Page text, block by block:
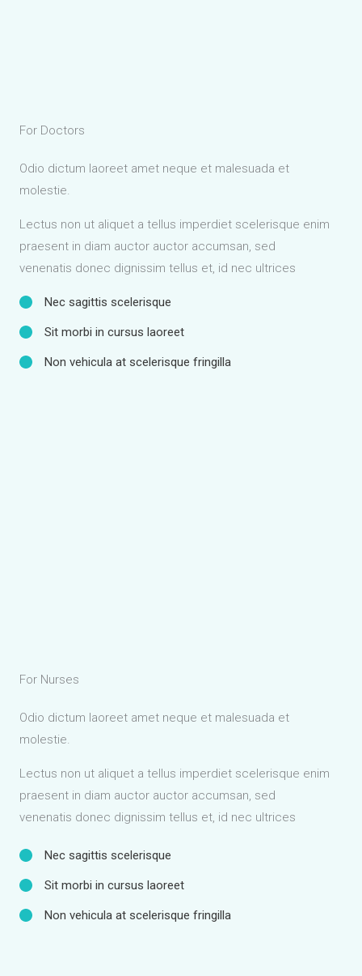
For Doctors
Odio dictum laoreet amet neque et malesuada et
molestie.
Lectus non ut aliquet a tellus imperdiet scelerisque enim
praesent in diam auctor auctor accumsan, sed
venenatis donec dignissim tellus et, id nec ultrices
Nec sagittis scelerisque
Sit morbi in cursus laoreet
Non vehicula at scelerisque fringilla
For Nurses
Odio dictum laoreet amet neque et malesuada et
molestie.
Lectus non ut aliquet a tellus imperdiet scelerisque enim
praesent in diam auctor auctor accumsan, sed
venenatis donec dignissim tellus et, id nec ultrices
Nec sagittis scelerisque
Sit morbi in cursus laoreet
Non vehicula at scelerisque fringilla